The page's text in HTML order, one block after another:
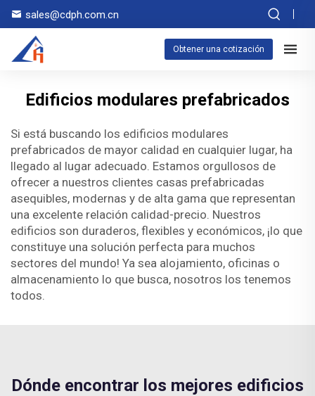
sales@cdph.com.cn
Obtener una cotización
Edificios modulares prefabricados
Si está buscando los edificios modulares
prefabricados de mayor calidad en cualquier lugar, ha
llegado al lugar adecuado. Estamos orgullosos de
ofrecer a nuestros clientes casas prefabricadas
asequibles, modernas y de alta gama que representan
una excelente relación calidad-precio. Nuestros
edificios son duraderos, flexibles y económicos, ¡lo que
constituye una solución perfecta para muchos
sectores del mundo! Ya sea alojamiento, oficinas o
almacenamiento lo que busca, nosotros los tenemos
todos.
Dónde encontrar los mejores edificios